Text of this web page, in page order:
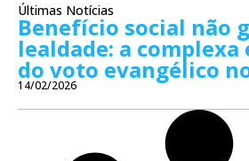
Últimas Notícias
Benefício social não
lealdade: a
do voto evangélico
14/02/2026